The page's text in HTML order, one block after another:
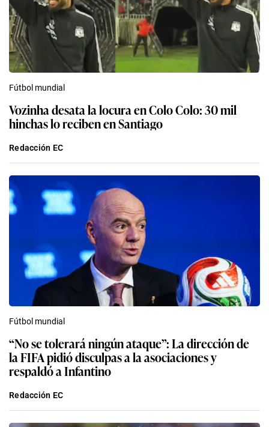
Fútbol mundial
Vozinha desata la locura en Colo Colo: 30 mil
hinchas lo reciben en Santiago
Redacción EC
Fútbol mundial
“No se tolerará ningún ataque”: La dirección de
la FIFA pidió disculpas a la asociaciones y
respaldó a Infantino
Redacción EC